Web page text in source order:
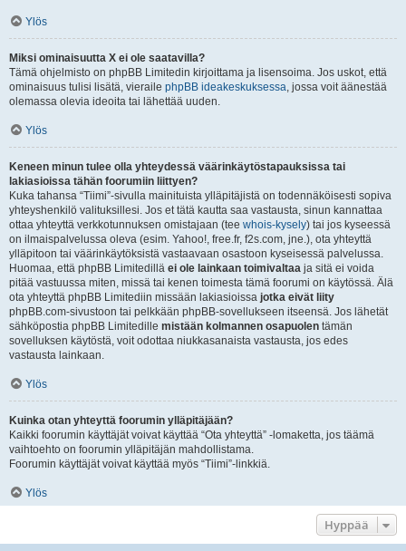
Ylös
Miksi ominaisuutta X ei ole saatavilla?
Tämä ohjelmisto on phpBB Limitedin kirjoittama ja lisensoima. Jos uskot, että
ominaisuus tulisi lisätä, vieraile phpBB ideakeskuksessa, jossa voit äänestää
olemassa olevia ideoita tai lähettää uuden.
Ylös
Keneen minun tulee olla yhteydessä väärinkäytöstapauksissa tai
lakiasioissa tähän foorumiin liittyen?
Kuka tahansa “Tiimi”-sivulla mainituista ylläpitäjistä on todennäköisesti sopiva
yhteyshenkilö valituksillesi. Jos et tätä kautta saa vastausta, sinun kannattaa
ottaa yhteyttä verkkotunnuksen omistajaan (tee whois-kysely) tai jos kyseessä
on ilmaispalvelussa oleva (esim. Yahoo!, free.fr, f2s.com, jne.), ota yhteyttä
ylläpitoon tai väärinkäytöksistä vastaavaan osastoon kyseisessä palvelussa.
Huomaa, että phpBB Limitedillä ei ole lainkaan toimivaltaa ja sitä ei voida
pitää vastuussa miten, missä tai kenen toimesta tämä foorumi on käytössä. Älä
ota yhteyttä phpBB Limitediin missään lakiasioissa jotka eivät liity
phpBB.com-sivustoon tai pelkkään phpBB-sovellukseen itseensä. Jos lähetät
sähköpostia phpBB Limitedille mistään kolmannen osapuolen tämän
sovelluksen käytöstä, voit odottaa niukkasanaista vastausta, jos edes
vastausta lainkaan.
Ylös
Kuinka otan yhteyttä foorumin ylläpitäjään?
Kaikki foorumin käyttäjät voivat käyttää “Ota yhteyttä” -lomaketta, jos täämä
vaihtoehto on foorumin ylläpitäjän mahdollistama.
Foorumin käyttäjät voivat käyttää myös “Tiimi”-linkkiä.
Ylös
Hyppää